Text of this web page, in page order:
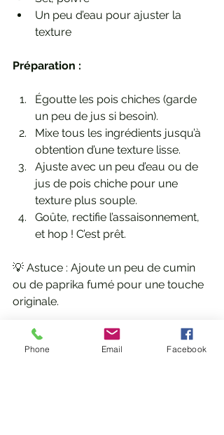
Un peu d’eau pour ajuster la
texture
Préparation :
Égoutte les pois chiches (garde
un peu de jus si besoin).
Mixe tous les ingrédients jusqu’à
obtention d’une texture lisse.
Ajuste avec un peu d’eau ou de
jus de pois chiche pour une
texture plus souple.
Goûte, rectifie l’assaisonnement,
et hop ! C’est prêt.
💡 Astuce : Ajoute un peu de cumin
ou de paprika fumé pour une touche
originale.
À déguster avec…
Phone Email Facebook